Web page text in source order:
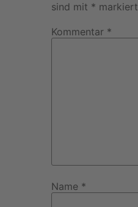
sind mit * markiert
Kommentar *
Name *